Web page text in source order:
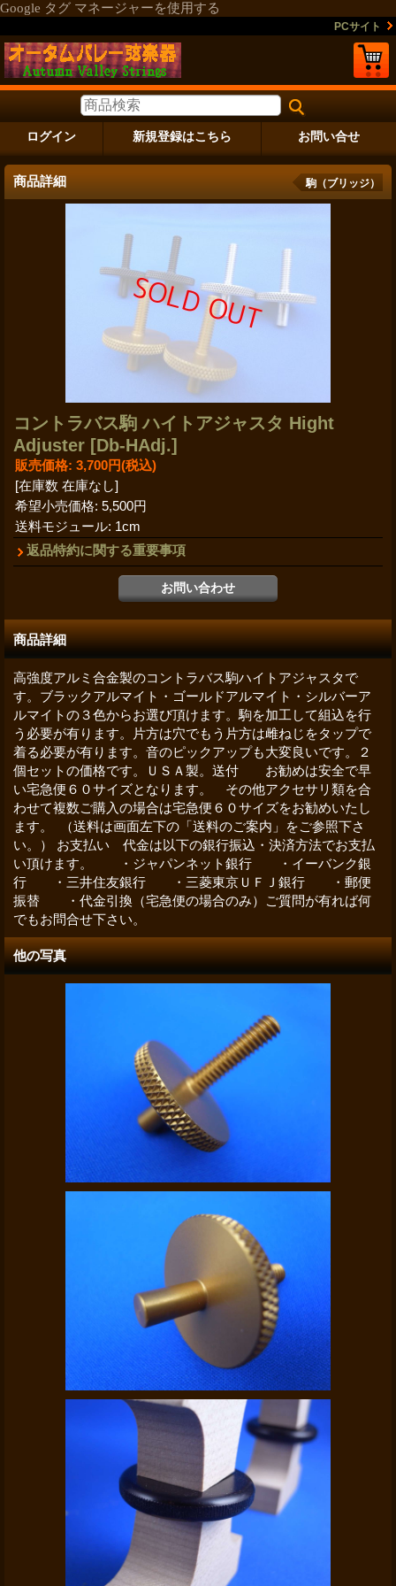
Google タグ マネージャーを使用する
PCサイト
ログイン 新規登録はこちら お問い合せ
商品詳細 駒（ブリッジ）
コントラバス駒 ハイトアジャスタ Hight
Adjuster [Db-HAdj.]
販売価格: 3,700円(税込)
[在庫数 在庫なし]
希望小売価格: 5,500円
送料モジュール: 1cm
返品特約に関する重要事項
商品詳細
高強度アルミ合金製のコントラバス駒ハイトアジャスタで
す。ブラックアルマイト・ゴールドアルマイト・シルバーア
ルマイトの３色からお選び頂けます。駒を加工して組込を行
う必要が有ります。片方は穴でもう片方は雌ねじをタップで
着る必要が有ります。音のピックアップも大変良いです。２
個セットの価格です。ＵＳＡ製。送付 お勧めは安全で早
い宅急便６０サイズとなります。 その他アクセサリ類を合
わせて複数ご購入の場合は宅急便６０サイズをお勧めいたし
ます。 （送料は画面左下の「送料のご案内」をご参照下さ
い。） お支払い 代金は以下の銀行振込・決済方法でお支払
い頂けます。 ・ジャパンネット銀行 ・イーバンク銀
行 ・三井住友銀行 ・三菱東京ＵＦＪ銀行 ・郵便
振替 ・代金引換（宅急便の場合のみ）ご質問が有れば何
でもお問合せ下さい。
他の写真